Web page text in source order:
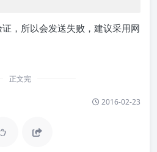
，所以会发送失败，建议采用网
正文完
2016-02-23